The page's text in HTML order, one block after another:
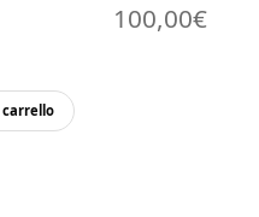
100,00€
carrello